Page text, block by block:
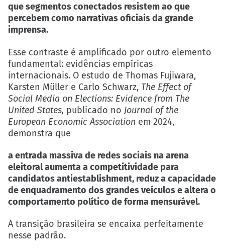
que segmentos conectados resistem ao que
percebem como narrativas oficiais da grande
imprensa.
Esse contraste é amplificado por outro elemento
fundamental: evidências empíricas
internacionais. O estudo de Thomas Fujiwara,
Karsten Müller e Carlo Schwarz, The Effect of
Social Media on Elections: Evidence from The
United States, publicado no Journal of the
European Economic Association em 2024,
demonstra que
a entrada massiva de redes sociais na arena
eleitoral aumenta a competitividade para
candidatos antiestablishment, reduz a capacidade
de enquadramento dos grandes veículos e altera o
comportamento político de forma mensurável.
A transição brasileira se encaixa perfeitamente
nesse padrão.